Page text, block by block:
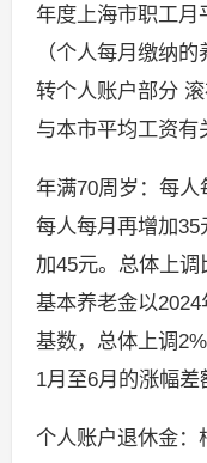
年度上海市职工月
（个人每月缴纳
转个人账户部分
与本市平均工资有
年满70周岁：每人
每人每月再增加
加45元。总体上
基本养老金以
基数，总体上调
1月至6月的涨幅差
个人账户退休金：